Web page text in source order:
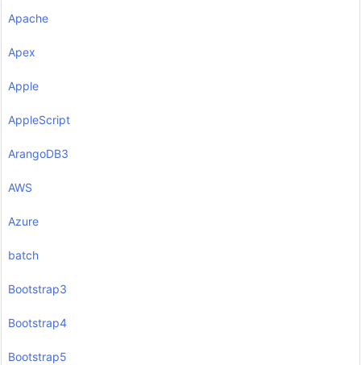
Apache
Apex
Apple
AppleScript
ArangoDB3
AWS
Azure
batch
Bootstrap3
Bootstrap4
Bootstrap5